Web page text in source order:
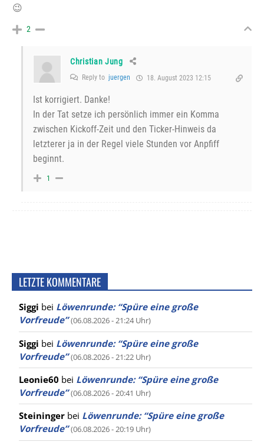
😉
2
Christian Jung
Reply to juergen 18. August 2023 12:15
Ist korrigiert. Danke!
In der Tat setze ich persönlich immer ein Komma
zwischen Kickoff-Zeit und den Ticker-Hinweis da
letzterer ja in der Regel viele Stunden vor Anpfiff
beginnt.
1
LETZTE KOMMENTARE
Siggi bei Löwenrunde: “Spüre eine große
Vorfreude” (06.08.2026 - 21:24 Uhr)
Siggi bei Löwenrunde: “Spüre eine große
Vorfreude” (06.08.2026 - 21:22 Uhr)
Leonie60 bei Löwenrunde: “Spüre eine große
Vorfreude” (06.08.2026 - 20:41 Uhr)
Steininger bei Löwenrunde: “Spüre eine große
Vorfreude” (06.08.2026 - 20:19 Uhr)